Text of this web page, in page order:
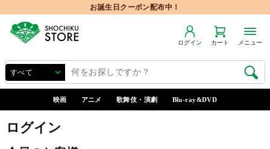
お誕生日クーポン配布中！
ログイン カート メニュー
映画 アニメ 歌舞伎・演劇 Blu-ray&DVD
ログイン